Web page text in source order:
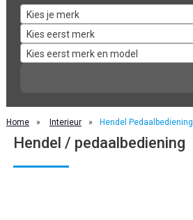
Kies je merk
Kies eerst merk
Kies eerst merk en model
Home » Interieur » Hendel Pedaalbediening
Hendel / pedaalbediening